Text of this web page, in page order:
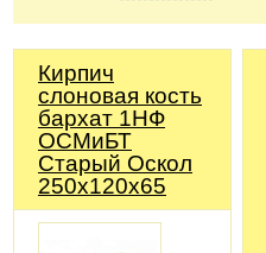
Кирпич
слоновая кость
бархат 1НФ
ОСМиБТ
Старый Оскол
250х120х65